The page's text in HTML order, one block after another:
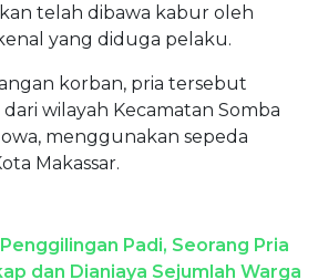
telah dibawa kabur oleh
yang diduga pelaku.
korban, pria tersebut
wilayah Kecamatan Somba
menggunakan sepeda
Makassar.
Padi, Seorang Pria
dan Dianiaya Sejumlah Warga